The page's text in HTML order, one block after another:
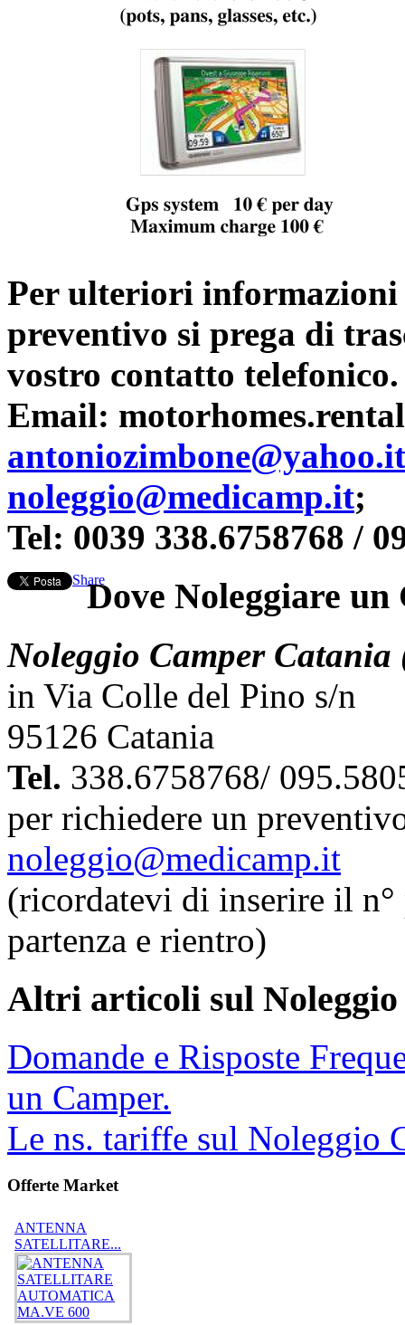
Per ulteriori
preventivo si prega di
vostro contatto telefonico.
Email:
antoniozimbone@yahoo.it
noleggio@medicamp.it;
Tel: 0039 338.6758768 /
Share
Dove Noleggiare un
Noleggio Camper Catania
in Via Colle del Pino s/n
95126 Catania
Tel. 338.6758768/
per richiedere un
noleggio@medicamp.it
(ricordatevi di inserire il n°
partenza e rientro)
Altri articoli sul Noleggio
Domande e Risposte
un Camper.
Le ns. tariffe sul Noleggio
Offerte Market
ANTENNA
SATELLITARE...